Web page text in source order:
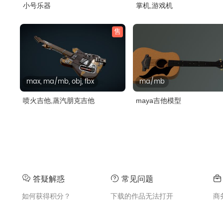
小号乐器 掌机,游戏机
售
max, ma/mb, obj, fbx
喷火吉他,蒸汽朋克吉他
ma/mb
maya吉他模型
答疑解惑
如何获得积分？
常见问题
下载的作品无法打开
商